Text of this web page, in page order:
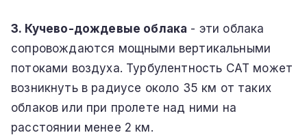
3. Кучево-дождевые облака - эти облака
сопровождаются мощными вертикальными
потоками воздуха. Турбулентность CAT может
возникнуть в радиусе около 35 км от таких
облаков или при пролете над ними на
расстоянии менее 2 км.